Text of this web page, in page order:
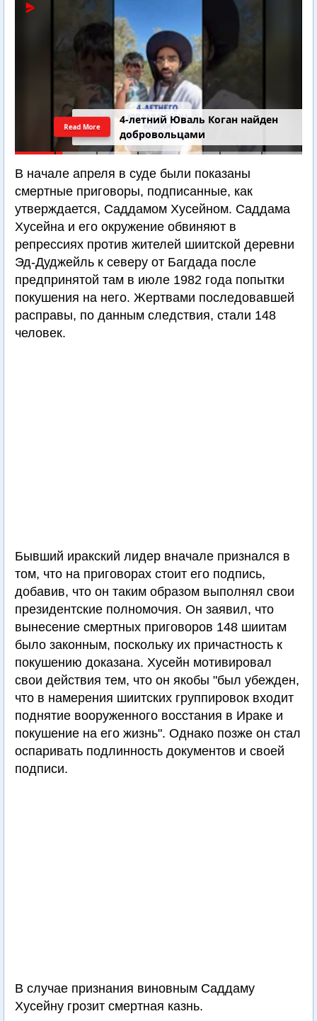
4-летний Юваль Коган найден
добровольцами
Read More
В начале апреля в суде были показаны
смертные приговоры, подписанные, как
утверждается, Саддамом Хусейном. Саддама
Хусейна и его окружение обвиняют в
репрессиях против жителей шиитской деревни
Эд-Дуджейль к северу от Багдада после
предпринятой там в июле 1982 года попытки
покушения на него. Жертвами последовавшей
расправы, по данным следствия, стали 148
человек.
Бывший иракский лидер вначале признался в
том, что на приговорах стоит его подпись,
добавив, что он таким образом выполнял свои
президентские полномочия. Он заявил, что
вынесение смертных приговоров 148 шиитам
было законным, поскольку их причастность к
покушению доказана. Хусейн мотивировал
свои действия тем, что он якобы "был убежден,
что в намерения шиитских группировок входит
поднятие вооруженного восстания в Ираке и
покушение на его жизнь". Однако позже он стал
оспаривать подлинность документов и своей
подписи.
В случае признания виновным Саддаму
Хусейну грозит смертная казнь.